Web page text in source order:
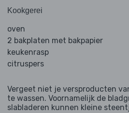
Kookgerei
oven
2 bakplaten met bakpapier
keukenrasp
citruspers
Vergeet niet je versproducten
te wassen. Voornamelijk de
slabladeren kunnen kleine